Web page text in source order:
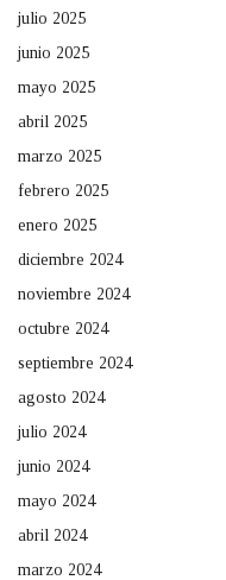
julio 2025
junio 2025
mayo 2025
abril 2025
marzo 2025
febrero 2025
enero 2025
diciembre 2024
noviembre 2024
octubre 2024
septiembre 2024
agosto 2024
julio 2024
junio 2024
mayo 2024
abril 2024
marzo 2024